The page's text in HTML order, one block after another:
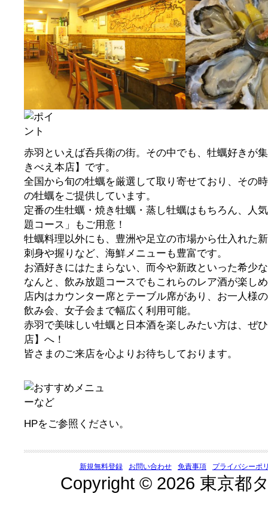
赤羽といえば呑兵衛の街。その中でも、牡蠣好きが
きべえ本店】です。
全国から旬の牡蠣を厳選して取り寄せており、その
の牡蠣をご提供しています。
定番の生牡蠣・焼き牡蠣・蒸し牡蠣はもちろん、人
題コース」もご用意！
牡蠣料理以外にも、豊洲や足立の市場から仕入れた
刺身や握りなど、海鮮メニューも豊富です。
お酒好きにはたまらない、而今や新政といった希少
なんと、飲み放題コースでもこれらのレア酒が楽し
店内はカウンター席とテーブル席があり、お一人様
飲み会、女子会まで幅広く利用可能。
赤羽で美味しい牡蠣と日本酒を楽しみたい方は、ぜ
店】へ！
皆さまのご来店を心よりお待ちしております。
HPをご参照ください。
新規無料登録 お問い合わせ 免責事項 プライバシーポ
Copyright © 2026 東京都